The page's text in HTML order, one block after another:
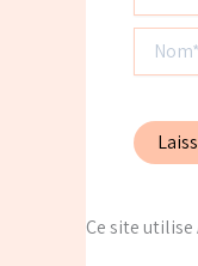
Ce site